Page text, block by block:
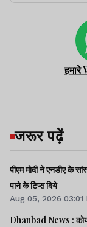
जरूर पढ़ें
पीएम मोदी ने एनडीए के
पाने के टिप्स दिये
Aug 05, 2026 03:01
Dhanbad News :